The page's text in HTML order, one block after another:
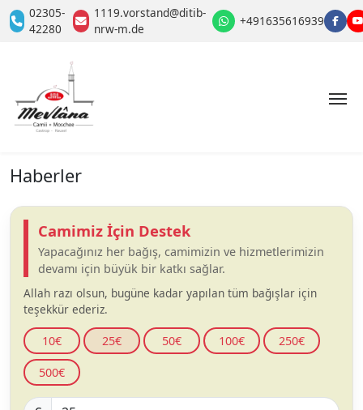
02305-
42280
1119.vorstand@ditib-
nrw-m.de
+491635616939
Haberler
Camimiz İçin Destek
Yapacağınız her bağış, camimizin ve hizmetlerimizin
devamı için büyük bir katkı sağlar.
Allah razı olsun, bugüne kadar yapılan tüm bağışlar için
teşekkür ederiz.
10€ 25€ 50€ 100€ 250€
500€